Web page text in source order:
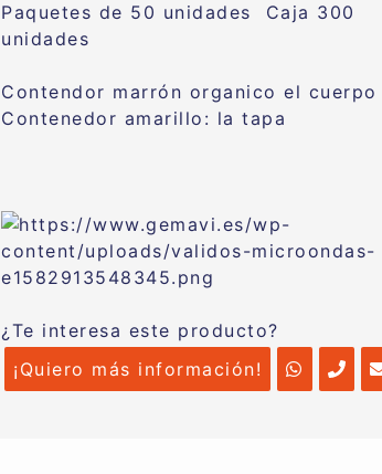
Paquetes de 50 unidades Caja 300
unidades
Contendor marrón organico el cuerpo
Contenedor amarillo: la tapa
¿Te interesa este producto?
¡Quiero más información!